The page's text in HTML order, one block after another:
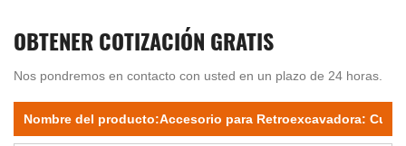
OBTENER COTIZACIÓN GRATIS
Nos pondremos en contacto con usted en un plazo de 24 horas.